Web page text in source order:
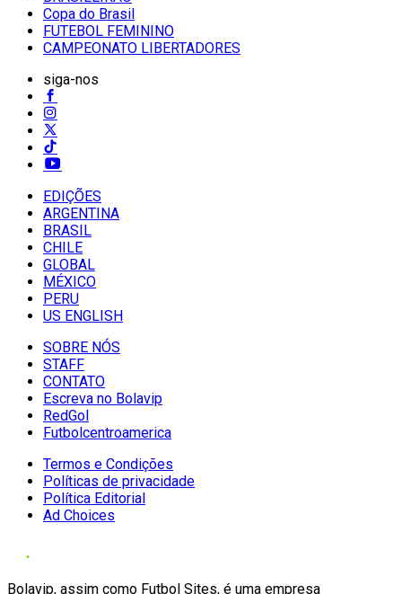
Copa do Brasil
FUTEBOL FEMININO
CAMPEONATO LIBERTADORES
siga-nos
EDIÇÕES
ARGENTINA
BRASIL
CHILE
GLOBAL
MÉXICO
PERU
US ENGLISH
SOBRE NÓS
STAFF
CONTATO
Escreva no Bolavip
RedGol
Futbolcentroamerica
Termos e Condições
Políticas de privacidade
Política Editorial
Ad Choices
Bolavip, assim como Futbol Sites, é uma empresa